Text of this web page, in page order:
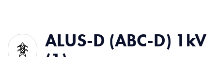
ALUS-D (ABC-D) 1kV